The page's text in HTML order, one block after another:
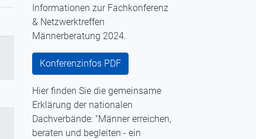
Informationen zur Fachkonferenz
& Netzwerktreffen
Männerberatung 2024.
Konferenzinfos PDF
Hier finden Sie die gemeinsame
Erklärung der nationalen
Dachverbände: "Männer erreichen,
beraten und begleiten - ein